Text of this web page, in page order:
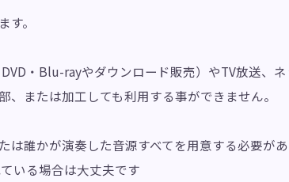
。
・Blu-rayやダウンロード販売）やTV放送、
、または加工しても利用する事ができません。
は誰かが演奏した音源すべてを用意する必要があ
いる場合は大丈夫です